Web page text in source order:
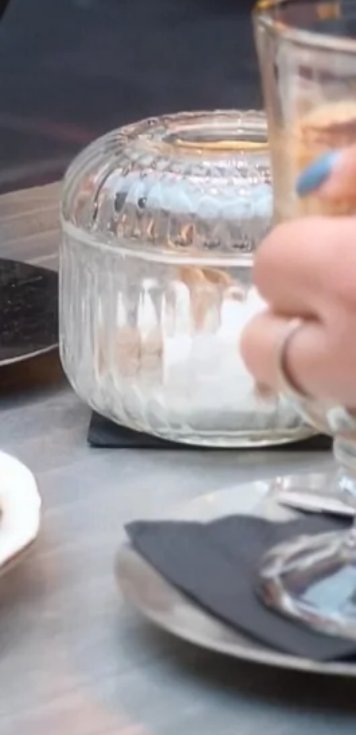
CONTACT
+33 2 35 14 50 50